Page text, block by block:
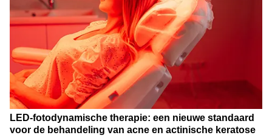
LED-fotodynamische therapie: een nieuwe standaard
voor de behandeling van acne en actinische keratose